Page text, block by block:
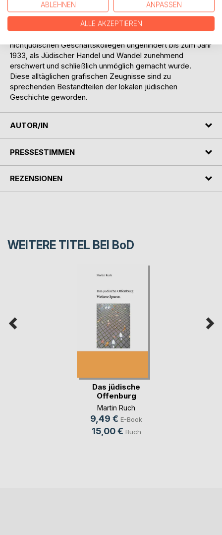
Die jüdischen Geschäftsleute der Stadt Offenburg
inserierten in der örtlichen Tagespresse ihre Angebote.
Diese Anzeigen erschienen im Umfeld der Anzeigen ihrer
nichtjüdischen Geschäftskollegen ungehindert bis zum Jahr
1933, als Jüdischer Handel und Wandel zunehmend
erschwert und schließlich unmöglich gemacht wurde.
Diese alltäglichen grafischen Zeugnisse sind zu
sprechenden Bestandteilen der lokalen jüdischen
Geschichte geworden.
AUTOR/IN
PRESSESTIMMEN
REZENSIONEN
WEITERE TITEL BEI BoD
Das jüdische
Offenburg
Martin Ruch
9,49 € E-Book
15,00 € Buch
ABLEHNEN ANPASSEN
ALLE AKZEPTIEREN